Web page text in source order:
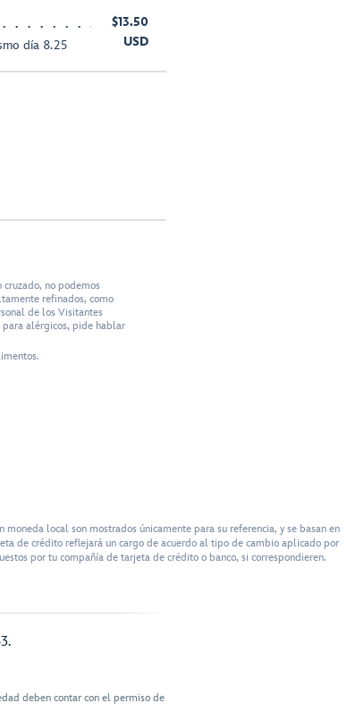
día 8.25
$13.50
USD
no podemos
refinados, como
de los Visitantes
para alérgicos, pide hablar
local son mostrados únicamente para su referencia, y se basan en
de crédito reflejará un cargo de acuerdo al tipo de cambio aplicado por
por tu compañía de tarjeta de crédito o banco, si correspondieren.
deben contar con el permiso de